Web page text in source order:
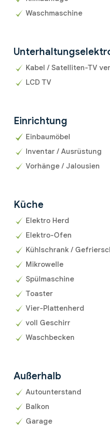
Waschmaschine
Kabel / Satelliten-TV
LCD TV
Einrichtung
Einbaumöbel
Inventar / Ausrüstung
Vorhänge / Jalousien
Küche
Elektro Herd
Elektro-Ofen
Kühlschrank /
Mikrowelle
Spülmaschine
Toaster
Vier-Plattenherd
voll Geschirr
Waschbecken
Außerhalb
Autounterstand
Balkon
Garage